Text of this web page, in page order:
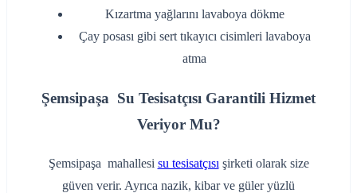
‌Kızartma yağlarını lavaboya dökme
‌Çay posası gibi sert tıkayıcı cisimleri lavaboya
atma
Şemsipaşa Su Tesisatçısı Garantili Hizmet
Veriyor Mu?
Şemsipaşa mahallesi su tesisatçısı şirketi olarak size
güven verir. Ayrıca nazik, kibar ve güler yüzlü